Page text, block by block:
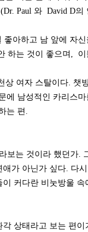
Paul 와 David D의
아하고 남 앞에 자
하는 것이 좋으며,
여자 스탈이다. 챗
에 남성적인 카리스
는 편.
보는 것이라 했던가.
가 아닌가 싶다. 다
커다란 비눗방울
상태라고 보는 편